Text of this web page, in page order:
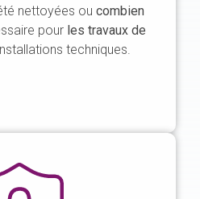
nettoyées ou combien
pour les travaux de
techniques.